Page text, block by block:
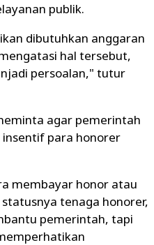
publik.
dibutuhkan anggaran
hal tersebut,
persoalan," tutur
agar pemerintah
para honorer
membayar honor atau
tenaga honorer,
pemerintah, tapi